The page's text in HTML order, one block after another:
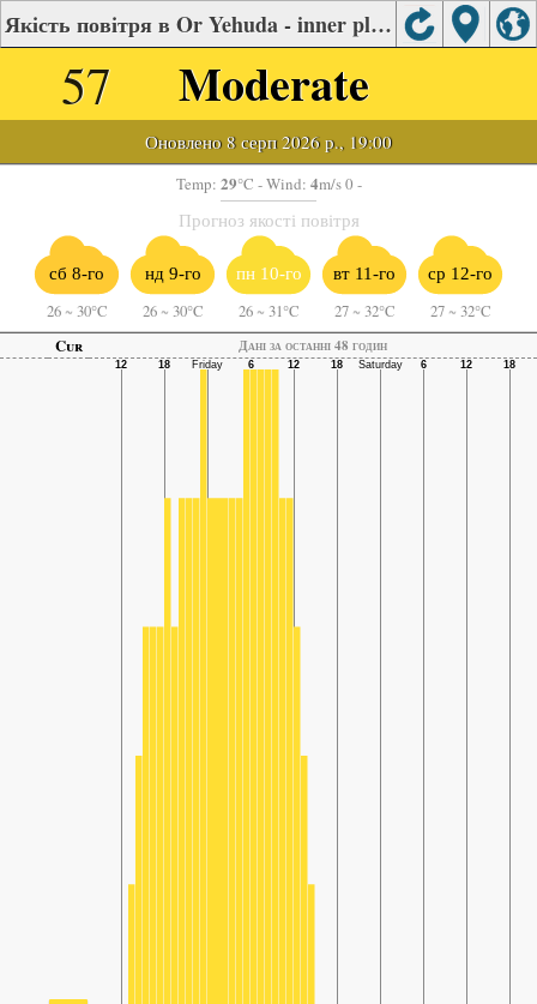
Якість повітря в Or Yehuda - inner plain
57 Moderate
Оновлено 8 серп 2026 р., 19:00
Temp: 29°C - Wind: 4m/s 0 -
Прогноз якості повітря
сб 8-го
26 ~ 30°C
нд 9-го
26 ~ 30°C
пн 10-го
26 ~ 31°C
вт 11-го
27 ~ 32°C
ср 12-го
27 ~ 32°C
Cur
Дані за останні 48 годин